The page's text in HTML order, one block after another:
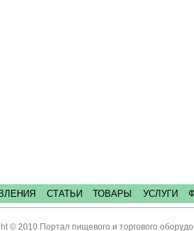
СТАТЬИ ТОВАРЫ УСЛУГИ
© 2010 Портал пищевого и торгового